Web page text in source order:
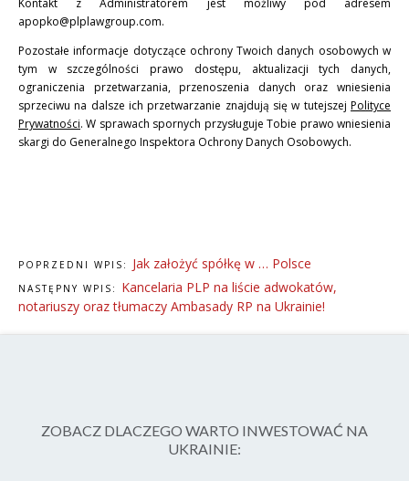
Kontakt z Administratorem jest możliwy pod adresem
apopko@plplawgroup.com.
Pozostałe informacje dotyczące ochrony Twoich danych osobowych w
tym w szczególności prawo dostępu, aktualizacji tych danych,
ograniczenia przetwarzania, przenoszenia danych oraz wniesienia
sprzeciwu na dalsze ich przetwarzanie znajdują się w tutejszej Polityce
Prywatności. W sprawach spornych przysługuje Tobie prawo wniesienia
skargi do Generalnego Inspektora Ochrony Danych Osobowych.
POPRZEDNI WPIS: Jak założyć spółkę w … Polsce
NASTĘPNY WPIS: Kancelaria PLP na liście adwokatów,
notariuszy oraz tłumaczy Ambasady RP na Ukrainie!
ZOBACZ DLACZEGO WARTO INWESTOWAĆ NA
UKRAINIE: